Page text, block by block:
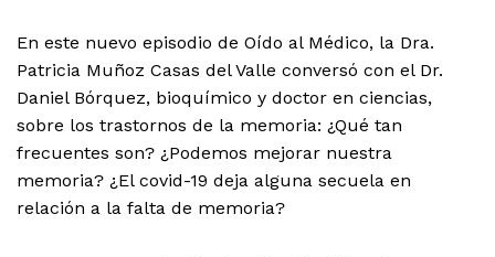
En este nuevo episodio de Oído al Médico, la Dra.
Patricia Muñoz Casas del Valle conversó con el Dr.
Daniel Bórquez, bioquímico y doctor en ciencias,
sobre los trastornos de la memoria: ¿Qué tan
frecuentes son? ¿Podemos mejorar nuestra
memoria? ¿El covid-19 deja alguna secuela en
relación a la falta de memoria?